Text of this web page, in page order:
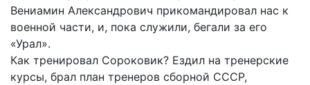
Вениамин Александрович прикомандировал нас к
военной части, и, пока служили, бегали за его
«Урал».
Как тренировал Сороковик? Ездил на тренерские
курсы, брал план тренеров сборной СССР,